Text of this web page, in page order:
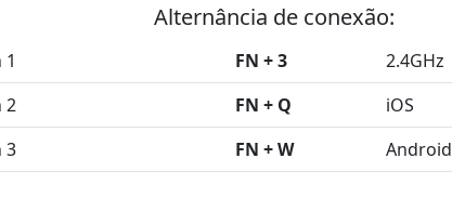
Alternância de conexão:
FN + 3 2.4GHz
2 FN + Q
iOS
3 FN + W Android